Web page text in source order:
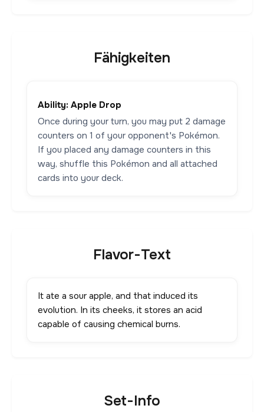
Fähigkeiten
Ability: Apple Drop
Once during your turn, you may put 2 damage
counters on 1 of your opponent's Pokémon.
If you placed any damage counters in this
way, shuffle this Pokémon and all attached
cards into your deck.
Flavor-Text
It ate a sour apple, and that induced its
evolution. In its cheeks, it stores an acid
capable of causing chemical burns.
Set-Info